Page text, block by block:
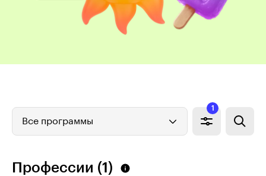
Все программы
1
Профессии (1)